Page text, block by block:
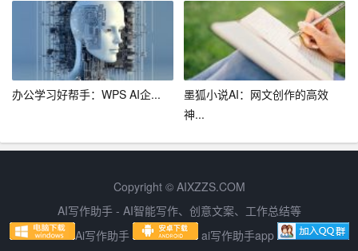
办公学习好帮手：WPS AI企...
墨狐小说AI：网文创作的高效
神...
Copyright © AIXZZS.COM
AI写作助手 - AI智能写作、创意文案、工作总结等
Ai写作助手
ai写作助手app